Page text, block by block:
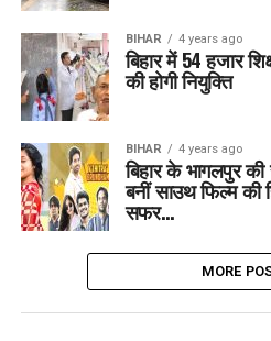
BIHAR 4 years ago
बिहार में 54 हजार
की होगी नियुक्ति
BIHAR 4 years ago
बिहार के भागलपुर
बनीं साउथ फिल्म की
सफर…
MORE